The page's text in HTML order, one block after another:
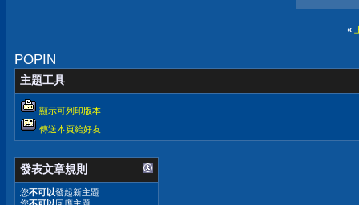
«
POPIN
主題工具
顯示可列印版本
傳送本頁給好友
發表文章規則
您不可以發起新主題